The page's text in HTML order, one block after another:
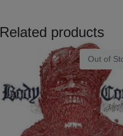
Related products
Out of